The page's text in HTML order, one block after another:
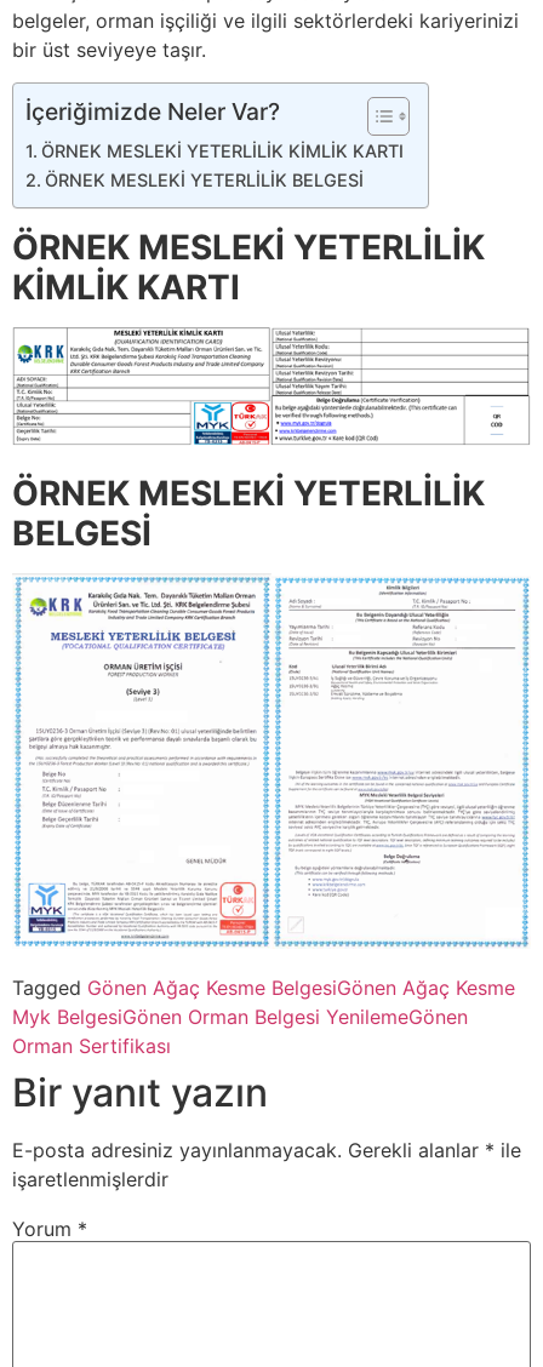
belgeler, orman işçiliği ve ilgili sektörlerdeki kariyerinizi
bir üst seviyeye taşır.
İçeriğimizde Neler Var?
ÖRNEK MESLEKİ YETERLİLİK KİMLİK KARTI
ÖRNEK MESLEKİ YETERLİLİK BELGESİ
ÖRNEK MESLEKİ YETERLİLİK
KİMLİK KARTI
ÖRNEK MESLEKİ YETERLİLİK
BELGESİ
Tagged Gönen Ağaç Kesme BelgesiGönen Ağaç Kesme
Myk BelgesiGönen Orman Belgesi YenilemeGönen
Orman Sertifikası
Bir yanıt yazın
E-posta adresiniz yayınlanmayacak. Gerekli alanlar * ile
işaretlenmişlerdir
Yorum *